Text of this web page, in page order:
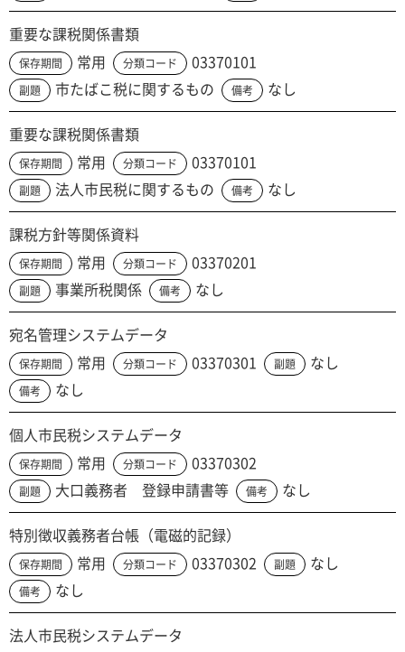
重要な課税関係書類
保存期間 常用 分類コード 03370101
副題 市たばこ税に関するもの 備考 なし
重要な課税関係書類
保存期間 常用 分類コード 03370101
副題 法人市民税に関するもの 備考 なし
課税方針等関係資料
保存期間 常用 分類コード 03370201
副題 事業所税関係 備考 なし
宛名管理システムデータ
保存期間 常用 分類コード 03370301 副題 なし
備考 なし
個人市民税システムデータ
保存期間 常用 分類コード 03370302
副題 大口義務者 登録申請書等 備考 なし
特別徴収義務者台帳（電磁的記録）
保存期間 常用 分類コード 03370302 副題 なし
備考 なし
法人市民税システムデータ